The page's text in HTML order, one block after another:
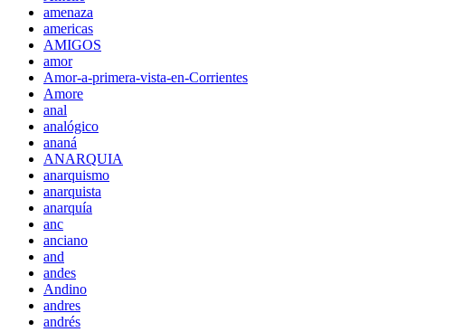
amenaza
americas
AMIGOS
amor
Amor-a-primera-vista-en-Corrientes
Amore
anal
analógico
ananá
ANARQUIA
anarquismo
anarquista
anarquía
anc
anciano
and
andes
Andino
andres
andrés